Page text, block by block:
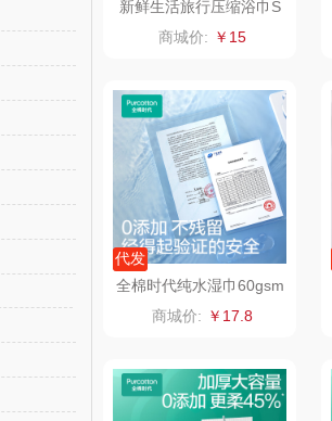
保卫蛋蛋
五芳斋
皇家粮仓
尹谜
荣事达（品牌方）
真不二
新鲜生活旅行压缩浴巾S
H-7909
商城价: ￥15
代发
全棉时代纯水湿巾60gsm
178mmx150mm,80片/包
商城价: ￥17.8